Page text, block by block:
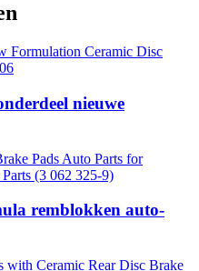
nieuwe
remblokken auto-